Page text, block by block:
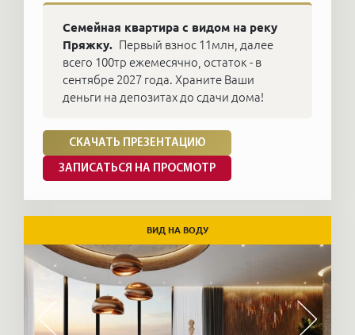
Семейная квартира с видом на реку
Пряжку. Первый взнос 11млн, далее
всего 100тр ежемесячно, остаток - в
сентябре 2027 года. Храните Ваши
деньги на депозитах до сдачи дома!
СКАЧАТЬ ПРЕЗЕНТАЦИЮ
ЗАПИСАТЬСЯ НА ПРОСМОТР
ВИД НА ВОДУ